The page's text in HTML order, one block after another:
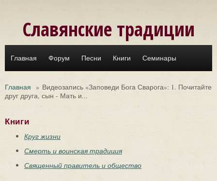
Славянские традиции
Главная Форум Песни Книги Семинары
Главная » Видеозапись «Заповеди Бога Сварога»: 1. Почитайте
друг друга, сын - Мать и...
Книги
Круг жизни
Смерть и воинская традиция
Священный правитель и общество